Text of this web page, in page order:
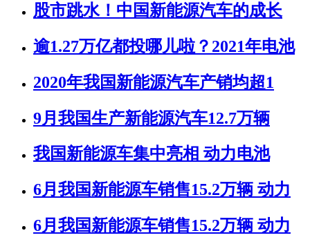
股市跳水！中国新能源汽车的成长
逾1.27万亿都投哪儿啦？2021年电池
2020年我国新能源汽车产销均超1
9月我国生产新能源汽车12.7万辆
我国新能源车集中亮相 动力电池
6月我国新能源车销售15.2万辆 动力
6月我国新能源车销售15.2万辆 动力